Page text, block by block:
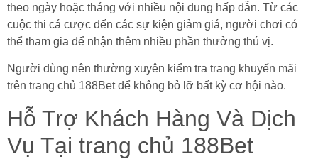
theo ngày hoặc tháng với nhiều nội dung hấp dẫn. Từ các
cuộc thi cá cược đến các sự kiện giảm giá, người chơi có
thể tham gia để nhận thêm nhiều phần thưởng thú vị.
Người dùng nên thường xuyên kiểm tra trang khuyến mãi
trên trang chủ 188Bet để không bỏ lỡ bất kỳ cơ hội nào.
Hỗ Trợ Khách Hàng Và Dịch
Vụ Tại trang chủ 188Bet